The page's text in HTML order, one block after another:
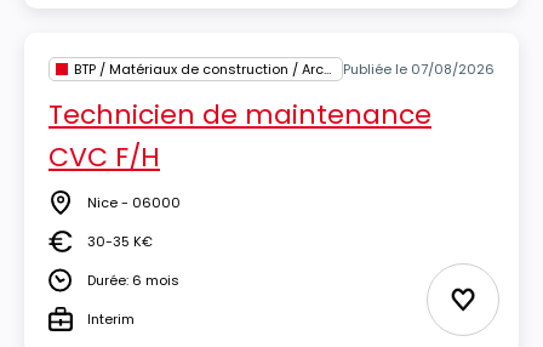
BTP / Matériaux de construction / Architecture Publiée le 07/08/2026
Technicien de maintenance
CVC F/H
Lieu Nice - 06000
Salaire30-35 K€
DuréeDurée: 6 mois
TypeInterim Ajouter